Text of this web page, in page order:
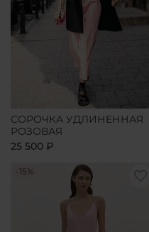
СОРОЧКА УДЛИНЕННАЯ
РОЗОВАЯ
25 500 ₽
-15%